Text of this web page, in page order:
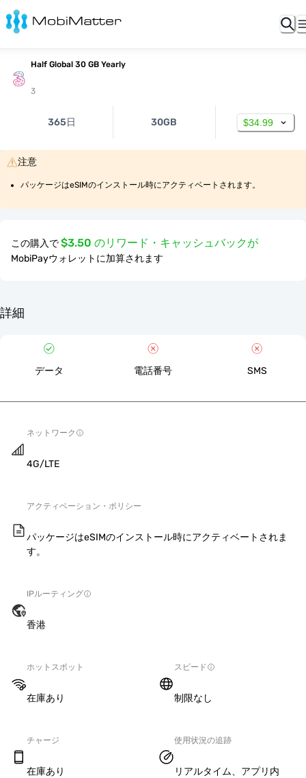
Half Global 30 GB Yearly
3
365日 30GB $34.99
注意
パッケージはeSIMのインストール時にアクティベートされます。
この購入で$3.50 のリワード・キャッシュバックが
MobiPayウォレットに加算されます
詳細
データ 電話番号 SMS
ネットワーク
4G/LTE
アクティベーション・ポリシー
パッケージはeSIMのインストール時にアクティベートされま
す。
IPルーティング
香港
ホットスポット
在庫あり
スピード
制限なし
チャージ
在庫あり
使用状況の追跡
リアルタイム、アプリ内